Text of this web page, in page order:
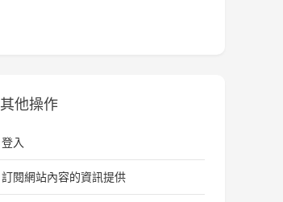
其他操作
登入
訂閱網站內容的資訊提供